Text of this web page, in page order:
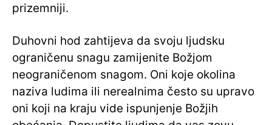
prizemniji.
Duhovni hod zahtijeva da svoju ljudsku
ograničenu snagu zamijenite Božjom
neograničenom snagom. Oni koje okolina
naziva ludima ili nerealnima često su upravo
oni koji na kraju vide ispunjenje Božjih